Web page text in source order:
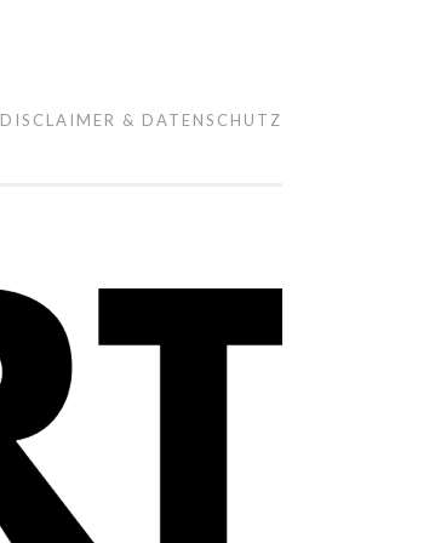
DISCLAIMER & DATENSCHUTZ